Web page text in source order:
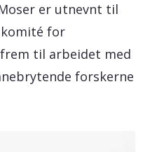
er utnevnt til
for
til arbeidet med
forskerne